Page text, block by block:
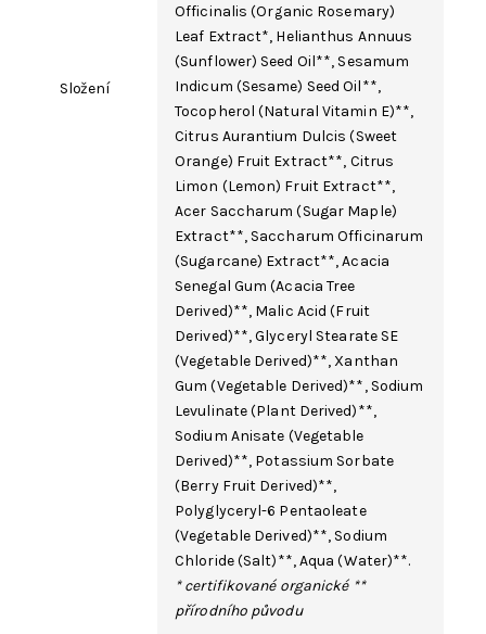
Složení
Officinalis (Organic Rosemary)
Leaf Extract*, Helianthus Annuus
(Sunflower) Seed Oil**, Sesamum
Indicum (Sesame) Seed Oil**,
Tocopherol (Natural Vitamin E)**,
Citrus Aurantium Dulcis (Sweet
Orange) Fruit Extract**, Citrus
Limon (Lemon) Fruit Extract**,
Acer Saccharum (Sugar Maple)
Extract**, Saccharum Officinarum
(Sugarcane) Extract**,Acacia
Senegal Gum (Acacia Tree
Derived)**, Malic Acid (Fruit
Derived)**, Glyceryl Stearate SE
(Vegetable Derived)**, Xanthan
Gum (Vegetable Derived)**, Sodium
Levulinate(Plant Derived)**,
Sodium Anisate (Vegetable
Derived)**, Potassium Sorbate
(Berry Fruit Derived)**,
Polyglyceryl-6 Pentaoleate
(Vegetable Derived)**, Sodium
Chloride(Salt)**,Aqua (Water)**.
* certifikované organické **
přírodního původu